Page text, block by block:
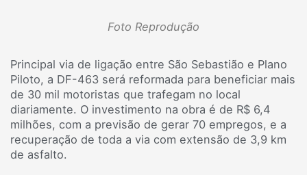
Foto Reprodução
Principal via de ligação entre São Sebastião e Plano
Piloto, a DF-463 será reformada para beneficiar mais
de 30 mil motoristas que trafegam no local
diariamente. O investimento na obra é de R$ 6,4
milhões, com a previsão de gerar 70 empregos, e a
recuperação de toda a via com extensão de 3,9 km
de asfalto.